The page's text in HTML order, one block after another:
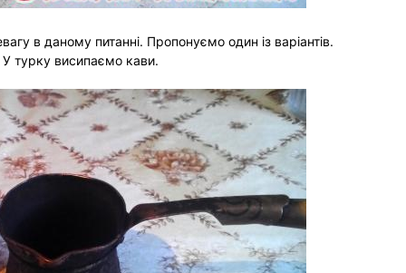
в даному питанні. Пропонуємо один із варіантів.
турку висипаємо кави.